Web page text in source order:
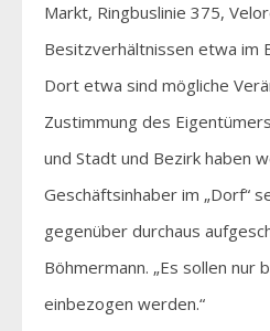
Markt, Ringbuslinie 375,
Besitzverhältnissen etwa im
Dort etwa sind mögliche
Zustimmung des
und Stadt und Bezirk haben
Geschäftsinhaber im „Dorf“
gegenüber durchaus
Böhmermann. „Es sollen nur
einbezogen werden.“